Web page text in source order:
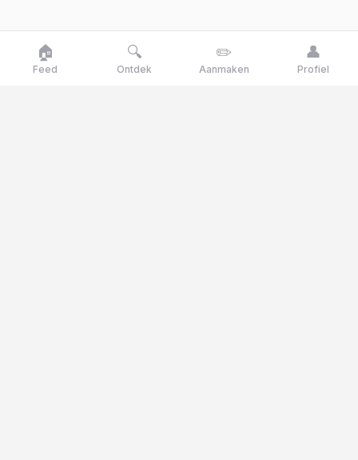
🏠
Feed
🔍
Ontdek
✏️
Aanmaken
👤
Profiel